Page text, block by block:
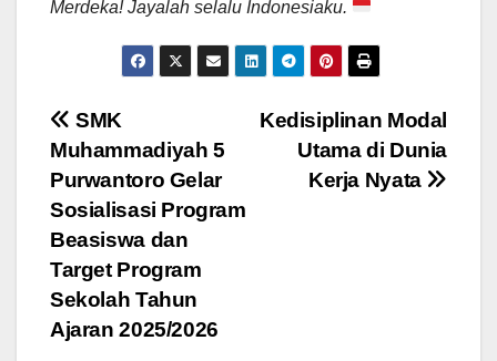
Merdeka! Jayalah selalu Indonesiaku.
Post
navigation
Kedisiplinan Modal
Utama di Dunia
Kerja Nyata
SMK
Muhammadiyah 5
Purwantoro Gelar
Sosialisasi Program
Beasiswa dan
Target Program
Sekolah Tahun
Ajaran 2025/2026